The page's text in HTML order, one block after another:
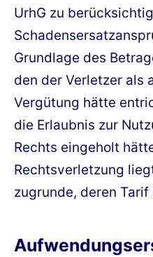
UrhG zu
Grundlage des
den der Verletzer als
Vergütung hätte
die Erlaubnis zur
Rechts eingeholt
Rechtsverletzung
zugrunde, deren Tarif